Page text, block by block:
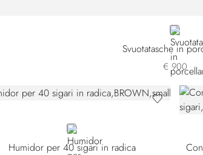
GOLD
Svuotatasche in
€ 900
BROWN
Humidor per 40 sigari in radica